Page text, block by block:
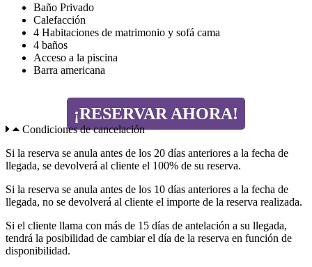
Baño Privado
Calefacción
4 Habitaciones de matrimonio y sofá cama
4 baños
Acceso a la piscina
Barra americana
¡RESERVAR AHORA!
Condiciones de cancelación
Si la reserva se anula antes de los 20 días anteriores a la fecha de
llegada, se devolverá al cliente el 100% de su reserva.
Si la reserva se anula antes de los 10 días anteriores a la fecha de
llegada, no se devolverá al cliente el importe de la reserva realizada.
Si el cliente llama con más de 15 días de antelación a su llegada,
tendrá la posibilidad de cambiar el día de la reserva en función de
disponibilidad.